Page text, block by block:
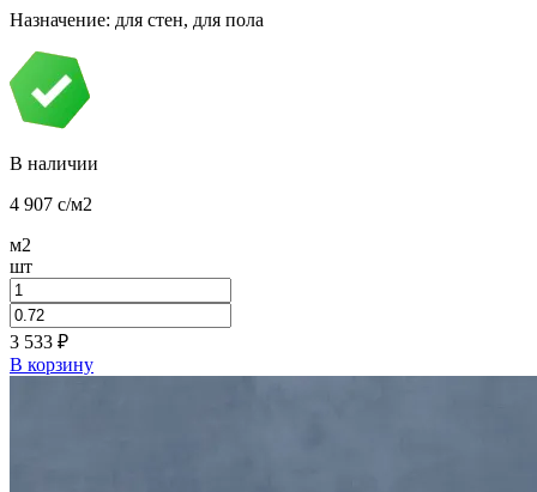
Назначение: для стен, для пола
В наличии
4 907 c/м2
м2
шт
3 533 ₽
В корзину